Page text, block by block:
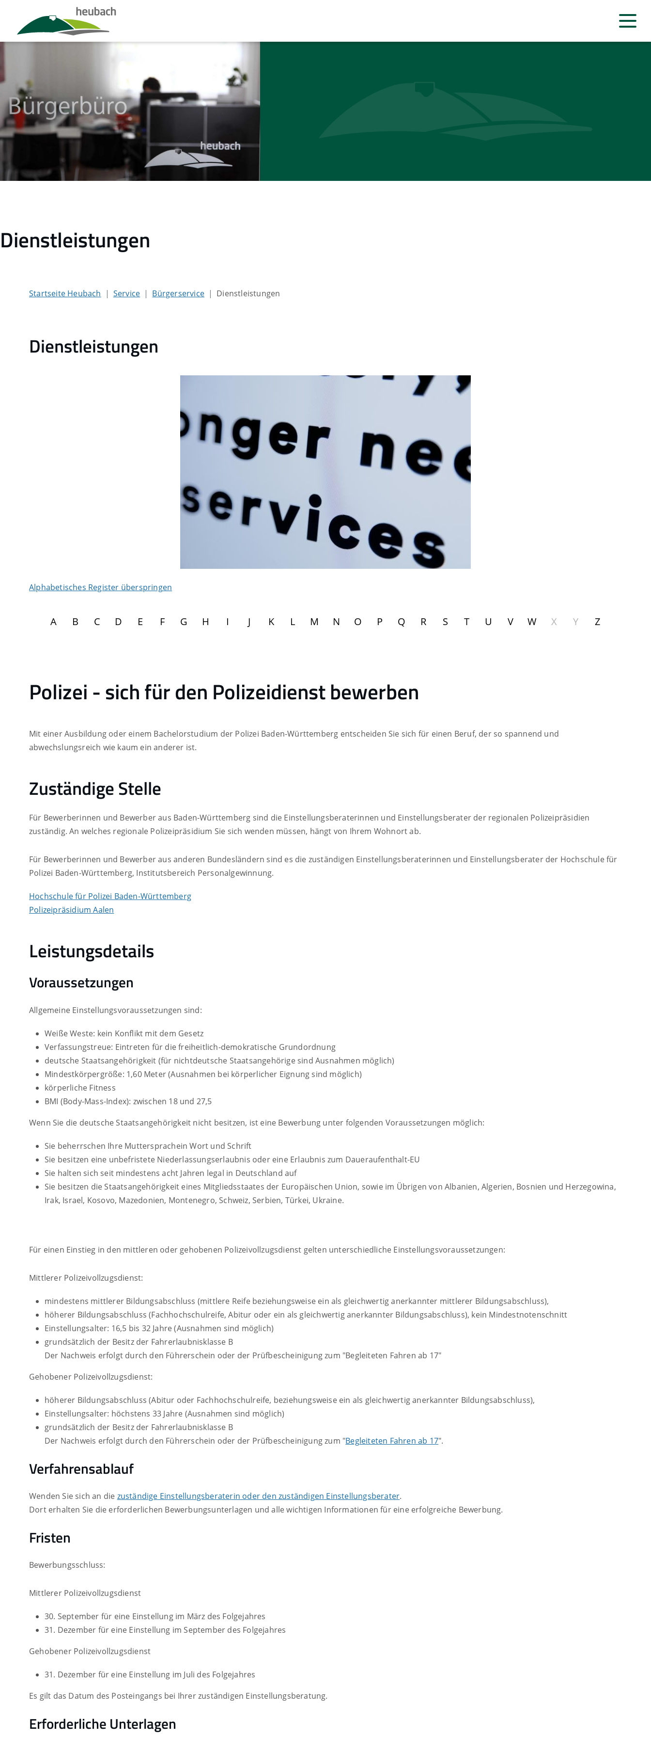
Dienstleistungen
Startseite Heubach Service Bürgerservice Dienstleistungen
Dienstleistungen
Alphabetisches Register überspringen
A B C D E F G H I J K L M N O P Q R S T U V W X Y Z
Polizei - sich für den Polizeidienst bewerben
Mit einer Ausbildung oder einem Bachelorstudium der Polizei Baden-Württemberg entscheiden Sie sich für einen Beruf, der so spannend und
abwechslungsreich wie kaum ein anderer ist.
Zuständige Stelle
Für Bewerberinnen und Bewerber aus Baden-Württemberg sind die Einstellungsberaterinnen und Einstellungsberater der regionalen Polizeipräsidien
zuständig. An welches regionale Polizeipräsidium Sie sich wenden müssen, hängt von Ihrem Wohnort ab.
Für Bewerberinnen und Bewerber aus anderen Bundesländern sind es die zuständigen Einstellungsberaterinnen und Einstellungsberater der Hochschule für
Polizei Baden-Württemberg, Institutsbereich Personalgewinnung.
Hochschule für Polizei Baden-Württemberg
Polizeipräsidium Aalen
Leistungsdetails
Voraussetzungen
Allgemeine Einstellungsvoraussetzungen sind:
Weiße Weste: kein Konflikt mit dem Gesetz
Verfassungstreue: Eintreten für die freiheitlich-demokratische Grundordnung
deutsche Staatsangehörigkeit (für nichtdeutsche Staatsangehörige sind Ausnahmen möglich)
Mindestkörpergröße: 1,60 Meter(Ausnahmen bei körperlicher Eignung sind möglich)
körperliche Fitness
BMI (Body-Mass-Index): zwischen 18 und 27,5
Wenn Sie die deutsche Staatsangehörigkeit nicht besitzen, ist eine Bewerbung unter folgenden Voraussetzungen möglich:
Sie beherrschen Ihre Muttersprachein Wort und Schrift
Sie besitzen eine unbefristete Niederlassungserlaubnis oder eine Erlaubnis zum Daueraufenthalt-EU
Sie halten sich seit mindestens acht Jahren legal in Deutschland auf
Sie besitzen die Staatsangehörigkeit eines Mitgliedsstaates der Europäischen Union, sowie im Übrigen von Al­ba­ni­en, Al­ge­ri­en, Bos­ni­en und Her­ze­go­wi­na,
Irak, Israel, Ko­so­vo, Ma­ze­do­ni­en, Mon­te­ne­gro, Schweiz, Ser­bi­en, Tür­kei, Ukrai­ne.
Für einen Einstieg in den mittleren oder gehobenen Polizeivollzugsdienst gelten unterschiedliche Einstellungsvoraussetzungen:
Mittlerer Polizeivollzugsdienst:
mindestens mittlerer Bildungsabschluss (mittlere Reife beziehungsweise ein als gleichwertig anerkannter mittlerer Bildungsabschluss),
höherer Bildungsabschluss(Fachhochschulreife, Abitur oder ein als gleichwertig anerkannter Bildungsabschluss), kein Mindestnotenschnitt
Einstellungsalter: 16,5 bis 32 Jahre(Ausnahmen sind möglich)
grundsätzlich der Besitz der Fahrerlaubnisklasse B
Der Nachweis erfolgt durch den Führerschein oder der Prüfbescheinigung zum "Begleiteten Fahren ab 17"
Gehobener Polizeivollzugsdienst:
höherer Bildungsabschluss(Abitur oder Fachhochschulreife, beziehungsweise ein als gleichwertig anerkannter Bildungsabschluss),
Einstellungsalter: höchstens 33 Jahre (Ausnahmen sind möglich)
grundsätzlich der Besitz der Fahrerlaubnisklasse B
Der Nachweis erfolgt durch den Führerschein oder der Prüfbescheinigung zum "Begleiteten Fahren ab 17".
Verfahrensablauf
Wenden Sie sich an die zuständige Einstellungsberaterin oder den zuständigen Einstellungsberater.
Dort erhalten Sie die erforderlichen Bewerbungsunterlagen und alle wichtigen Informationen für eine erfolgreiche Bewerbung.
Fristen
Bewerbungsschluss:
Mittlerer Polizeivollzugsdienst
30. September für eine Einstellung im März des Folgejahres
31. Dezember für eine Einstellung im September des Folgejahres
Gehobener Polizeivollzugsdienst
31. Dezember für eine Einstellung im Juli des Folgejahres
Es gilt das Datum des Posteingangs bei Ihrer zuständigen Einstellungsberatung.
Erforderliche Unterlagen